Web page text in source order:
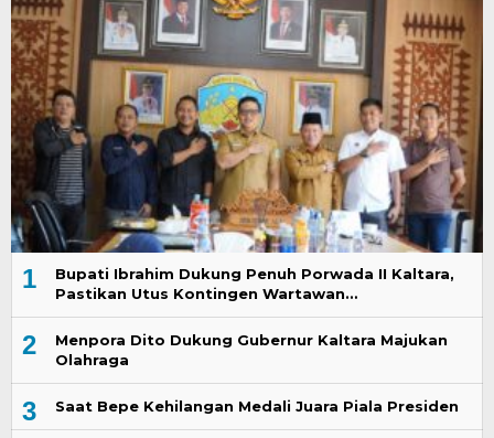
1
Bupati Ibrahim Dukung Penuh Porwada II Kaltara,
Pastikan Utus Kontingen Wartawan…
2
Menpora Dito Dukung Gubernur Kaltara Majukan
Olahraga
3 Saat Bepe Kehilangan Medali Juara Piala Presiden